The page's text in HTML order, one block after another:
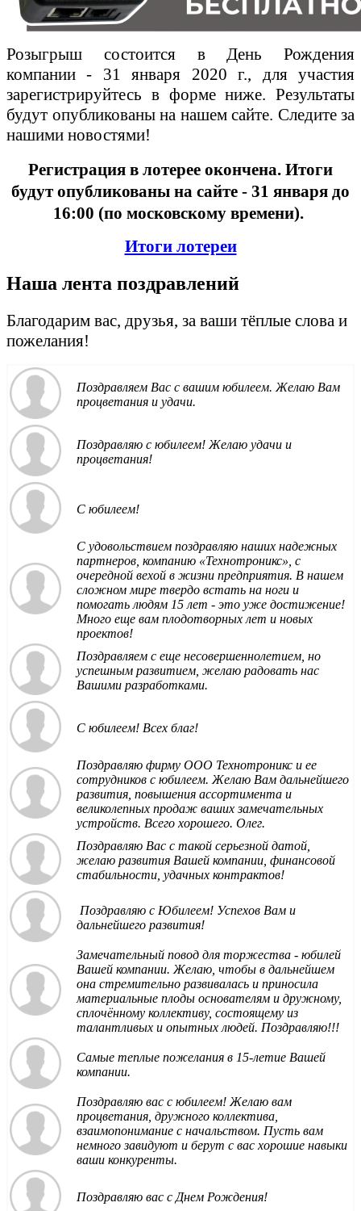
Розыгрыш состоится в День Рождения
компании - 31 января 2020 г., для участия
зарегистрируйтесь в форме ниже. Результаты
будут опубликованы на нашем сайте. Следите за
нашими новостями!
Регистрация в лотерее окончена. Итоги
будут опубликованы на сайте - 31 января до
16:00 (по московскому времени).
Итоги лотереи
Наша лента поздравлений
Благодарим вас, друзья, за ваши тёплые слова и
пожелания!
Поздравляем Вас с вашим юбилеем. Желаю Вам
процветания и удачи.
Поздравляю с юбилеем! Желаю удачи и
процветания!
С юбилеем!
С удовольствием поздравляю наших надежных
партнеров, компанию «Технотроникс», с
очередной вехой в жизни предприятия. В нашем
сложном мире твердо встать на ноги и
помогать людям 15 лет - это уже достижение!
Много еще вам плодотворных лет и новых
проектов!
Поздравляем с еще несовершеннолетием, но
успешным развитием, желаю радовать нас
Вашими разработками.
С юбилеем! Всех благ!
Поздравляю фирму ООО Технотроникс и ее
сотрудников с юбилеем. Желаю Вам дальнейшего
развития, повышения ассортимента и
великолепных продаж ваших замечательных
устройств. Всего хорошего. Олег.
Поздравляю Вас с такой серьезной датой,
желаю развития Вашей компании, финансовой
стабильности, удачных контрактов!
Поздравляю с Юбилеем! Успехов Вам и
дальнейшего развития!
Замечательный повод для торжества - юбилей
Вашей компании. Желаю, чтобы в дальнейшем
она стремительно развивалась и приносила
материальные плоды основателям и дружному,
сплочённому коллективу, состоящему из
талантливых и опытных людей. Поздравляю!!!
Самые теплые пожелания в 15-летие Вашей
компании.
Поздравляю вас с юбилеем! Желаю вам
процветания, дружного коллектива,
взаимопонимание с начальством. Пусть вам
немного завидуют и берут с вас хорошие навыки
ваши конкуренты.
Поздравляю вас с Днем Рождения!